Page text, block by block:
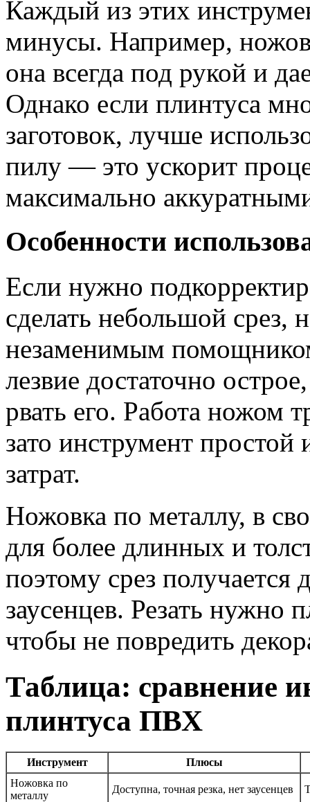
Каждый из этих
минусы. Например,
она всегда под рукой и
Однако если плинтуса
заготовок, лучше
пилу — это ускорит
максимально
Особенности
Если нужно
сделать небольшой срез,
незаменимым
лезвие достаточно
рвать его. Работа ножом
зато инструмент
затрат.
Ножовка по металлу, в
для более длинных и
поэтому срез получается
заусенцев. Резать нужно
чтобы не повредить
Таблица: сравнение
плинтуса ПВХ
Инструмент
Плюсы
Ножовка по
металлу
Доступна, точная резка, нет заусенцев